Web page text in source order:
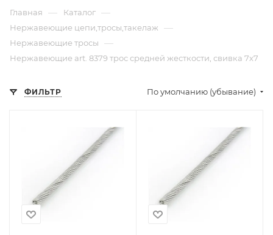
Главная — Каталог —
Нержавеющие цепи,тросы,такелаж —
Нержавеющие тросы —
Нержавеющие art. 8379 трос средней жесткости, свивка 7х7
ФИЛЬТР По умолчанию (убывание)